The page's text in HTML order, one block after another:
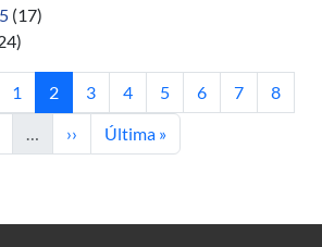
(17)
anterior
Página
1 Página actual
2 Página
3 Página
4 Página
5 Página
6 Página
7 Página
8
… Siguiente página
›› Última página
Última »